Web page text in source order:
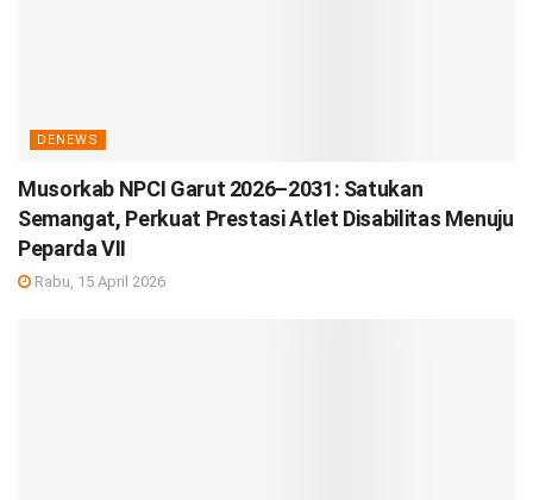
DENEWS
Musorkab NPCI Garut 2026–2031: Satukan
Semangat, Perkuat Prestasi Atlet Disabilitas Menuju
Peparda VII
Rabu, 15 April 2026